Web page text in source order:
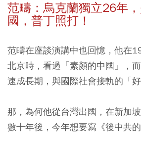
范疇：烏克蘭獨立26年
國，普丁照打！
范疇在座談演講中也回憶，他在
北京時，看過「素顏的中國」，
速成長期，與國際社會接軌的「好
那，為何他從台灣出國，在新加
數十年後，今年想要寫《後中共